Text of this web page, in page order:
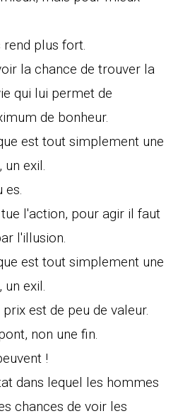
rend plus fort.
la chance de trouver la
qui lui permet de
de bonheur.
est tout simplement une
un exil.
es.
l'action, pour agir il faut
l'illusion.
est tout simplement une
un exil.
est de peu de valeur.
non une fin.
!
dans lequel les hommes
chances de voir les